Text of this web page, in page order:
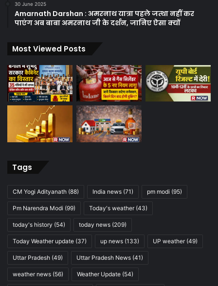
30 June 2025
Amarnath Darshan : अमरनाथ यात्रा पहले जत्था नहीं कर
पाएंग अब बाबा अमरनाथ जी के दर्शन, जानिए ऐसा क्यों
Most Viewed Posts
Tags
CM Yogi Adityanath (88) India news (71) pm modi (95)
Pm Narendra Modi (99) Today's weather(43)
today's history (54) today news (209)
Today Weather update (37) up news (133) UP weather(49)
Uttar Pradesh (49) Uttar Pradesh News (41)
weather news (56) Weather Update (54)